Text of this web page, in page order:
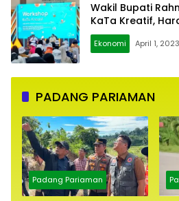
Wakil Bupati
KaTa Kreatif,
Ekonomi April 1, 2023
PADANG PARIAMAN
Padang Pariaman